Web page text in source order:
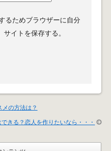
るためブラウザーに自分
イトを保存する。
の方法は？
きる？恋人を作りたいなら・・・